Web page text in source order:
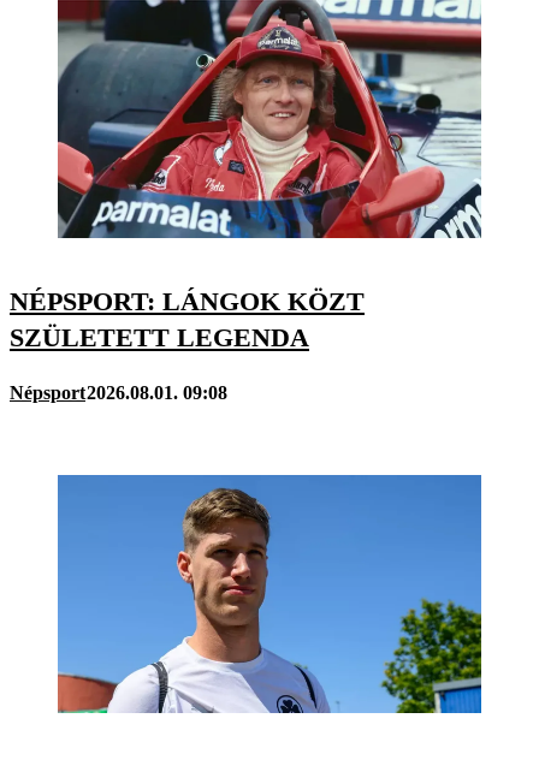
NÉPSPORT: LÁNGOK KÖZT
SZÜLETETT LEGENDA
Népsport2026.08.01. 09:08